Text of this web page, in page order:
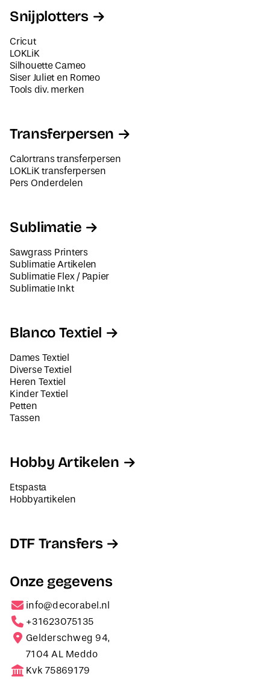
Snijplotters
Cricut
LOKLiK
Silhouette Cameo
Siser Juliet en Romeo
Tools div. merken
Transferpersen
Calortrans transferpersen
LOKLiK transferpersen
Pers Onderdelen
Sublimatie
Sawgrass Printers
Sublimatie Artikelen
Sublimatie Flex / Papier
Sublimatie Inkt
Blanco Textiel
Dames Textiel
Diverse Textiel
Heren Textiel
Kinder Textiel
Petten
Tassen
Hobby Artikelen
Etspasta
Hobbyartikelen
DTF Transfers
Onze gegevens
info@decorabel.nl
+31623075135
Gelderschweg 94,
7104 AL Meddo
Kvk 75869179